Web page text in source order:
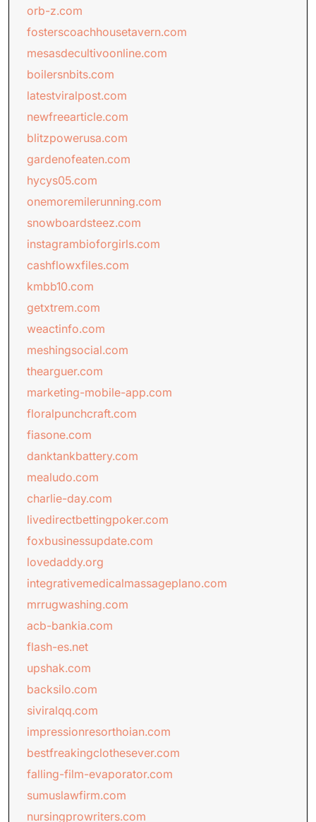
orb-z.com
fosterscoachhousetavern.com
mesasdecultivoonline.com
boilersnbits.com
latestviralpost.com
newfreearticle.com
blitzpowerusa.com
gardenofeaten.com
hycys05.com
onemoremilerunning.com
snowboardsteez.com
instagrambioforgirls.com
cashflowxfiles.com
kmbb10.com
getxtrem.com
weactinfo.com
meshingsocial.com
thearguer.com
marketing-mobile-app.com
floralpunchcraft.com
fiasone.com
danktankbattery.com
mealudo.com
charlie-day.com
livedirectbettingpoker.com
foxbusinessupdate.com
lovedaddy.org
integrativemedicalmassageplano.com
mrrugwashing.com
acb-bankia.com
flash-es.net
upshak.com
backsilo.com
siviralqq.com
impressionresorthoian.com
bestfreakingclothesever.com
falling-film-evaporator.com
sumuslawfirm.com
nursingprowriters.com